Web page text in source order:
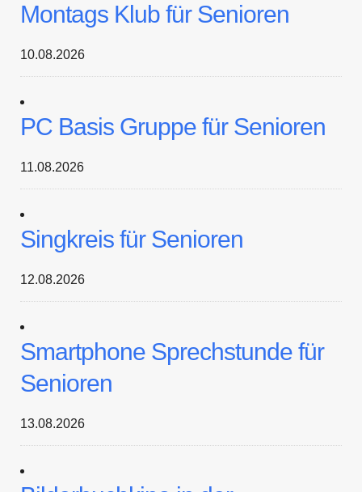
Montags Klub für Senioren
10.08.2026
PC Basis Gruppe für Senioren
11.08.2026
Singkreis für Senioren
12.08.2026
Smartphone Sprechstunde für
Senioren
13.08.2026